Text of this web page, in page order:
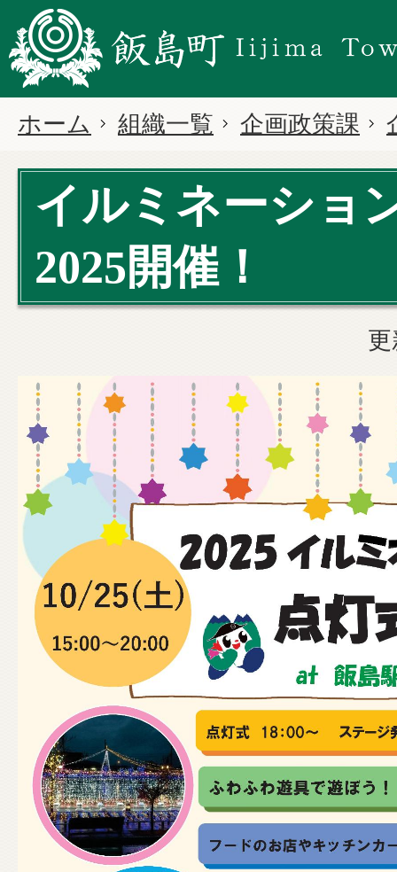
ホーム 組織一覧 企画政策課
イルミネーショ
2025開催！